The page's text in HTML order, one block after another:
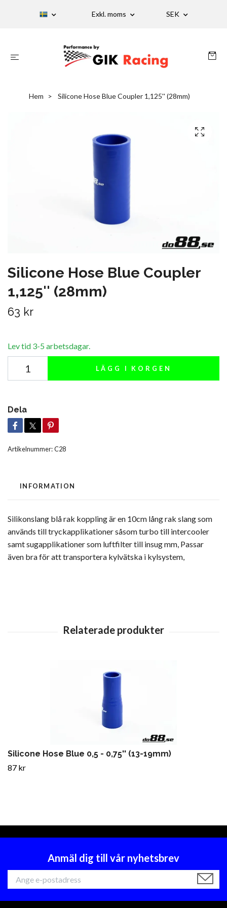
Exkl. moms SEK
Hem Silicone Hose Blue Coupler 1,125'' (28mm)
Silicone Hose Blue Coupler
1,125'' (28mm)
63 kr
Lev tid 3-5 arbetsdagar.
LÄGG I KORGEN
Dela
Artikelnummer:C28
INFORMATION
Silikonslang blå rak koppling är en 10cm lång rak slang som
används till tryckapplikationer såsom turbo till intercooler
samt sugapplikationer som luftfilter till insug mm, Passar
även bra för att transportera kylvätska i kylsystem,
Silicone Hose Blue 0,5 - 0,75'' (13-19mm)
87 kr
Anmäl dig till vår nyhetsbrev